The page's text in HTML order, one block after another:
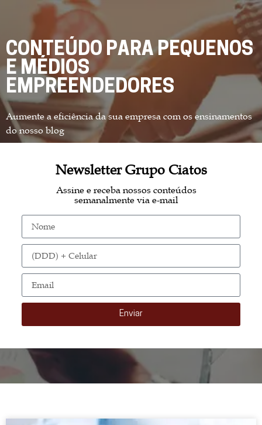
CONTEÚDO PARA PEQUENOS
E MÉDIOS
EMPREENDEDORES
Aumente a eficiência da sua empresa com os ensinamentos
do nosso blog
Newsletter Grupo Ciatos
Assine e receba nossos conteúdos
semanalmente via e-mail
Enviar